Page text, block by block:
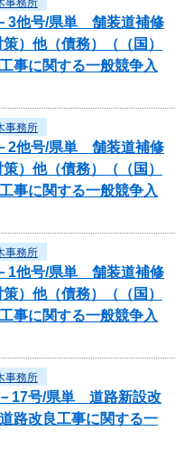
事務所
3他号/県単 舗装道補修
）他（債務）（（国）
に関する一般競争入
事務所
2他号/県単 舗装道補修
）他（債務）（（国）
に関する一般競争入
事務所
1他号/県単 舗装道補修
）他（債務）（（国）
に関する一般競争入
事務所
－17号/県単 道路新設改
路改良工事に関する一